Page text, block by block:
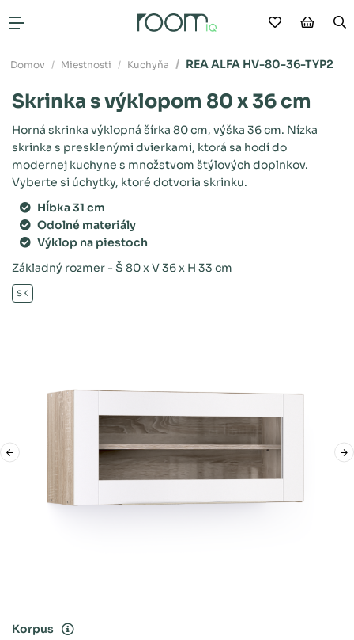
Otvoriť menu Moje
Domov Miestnosti Kuchyňa REA ALFA HV-80-36-TYP2
Skrinka s výklopom 80 x 36 cm
Horná skrinka výklopná šírka 80 cm, výška 36 cm. Nízka
skrinka s presklenými dvierkami, ktorá sa hodí do
modernej kuchyne s množstvom štýlových doplnkov.
Vyberte si úchytky, ktoré dotvoria skrinku.
Hĺbka 31 cm
Odolné materiály
Výklop na piestoch
Základný rozmer - Š 80 x V 36 x H 33 cm
SK
Korpus